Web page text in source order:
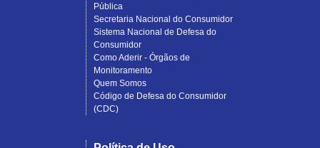
Pública
Secretaria Nacional do Consumidor
Sistema Nacional de Defesa do
Consumidor
Como Aderir - Órgãos de
Monitoramento
Quem Somos
Código de Defesa do Consumidor
(CDC)